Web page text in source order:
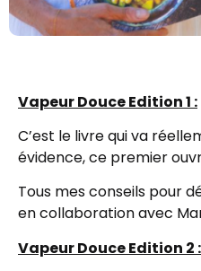
Vapeur Douce Edition 1 :
C’est le livre qui va
évidence, ce premier
Tous mes conseils pour
en collaboration avec
Vapeur Douce Edition 2 :